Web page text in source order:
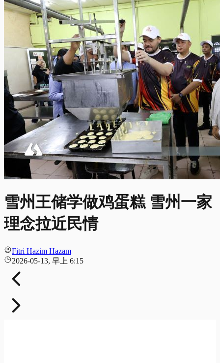
雪州王储学做鸡蛋糕 雪州一家
理念拉近民情
Fitri Hazim Hazam
2026-05-13, 早上 6:15